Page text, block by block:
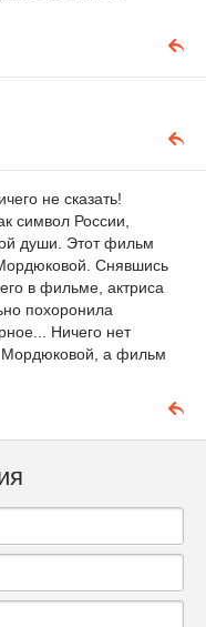
не сказать!
символ России,
души. Этот фильм
Снявшись
в фильме, актриса
похоронила
Ничего нет
Мордюковой, а фильм